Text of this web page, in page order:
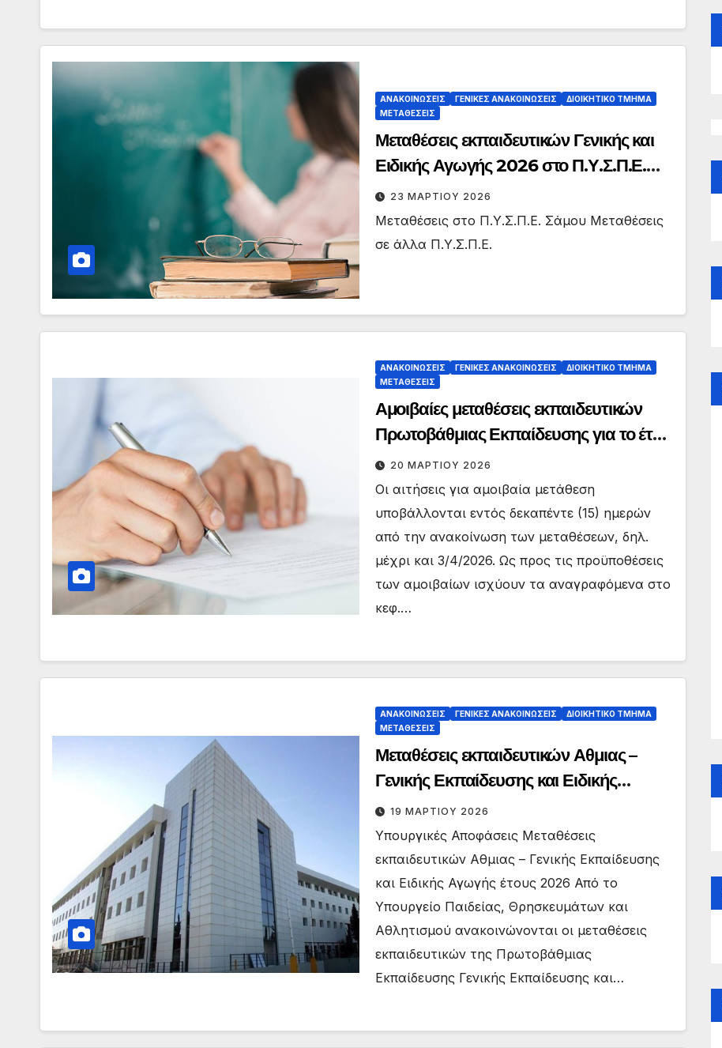
ΑΝΑΚΟΙΝΏΣΕΙΣ ΓΕΝΙΚΈΣ ΑΝΑΚΟΙΝΏΣΕΙΣ
ΔΙΟΙΚΗΤΙΚΌ ΤΜΉΜΑ
ΜΕΤΑΘΈΣΕΙΣ
Μεταθέσεις εκπαιδευτικών Γενικής και
Ειδικής Αγωγής 2026 στο Π.Υ.Σ.Π.Ε.
Σάμου και σε άλλα Π.Υ.Σ.Π.Ε.
23 ΜΑΡΤΊΟΥ 2026
Μεταθέσεις στο Π.Υ.Σ.Π.Ε. Σάμου Μεταθέσεις
σε άλλα Π.Υ.Σ.Π.Ε.
ΑΝΑΚΟΙΝΏΣΕΙΣ ΓΕΝΙΚΈΣ ΑΝΑΚΟΙΝΏΣΕΙΣ
ΔΙΟΙΚΗΤΙΚΌ ΤΜΉΜΑ
ΜΕΤΑΘΈΣΕΙΣ
Αμοιβαίες μεταθέσεις εκπαιδευτικών
Πρωτοβάθμιας Εκπαίδευσης για το έτος
2026
20 ΜΑΡΤΊΟΥ 2026
Οι αιτήσεις για αμοιβαία μετάθεση
υποβάλλονται εντός δεκαπέντε (15) ημερών
από την ανακοίνωση των μεταθέσεων, δηλ.
μέχρι και 3/4/2026. Ως προς τις προϋποθέσεις
των αμοιβαίων ισχύουν τα αναγραφόμενα στο
κεφ.…
ΑΝΑΚΟΙΝΏΣΕΙΣ ΓΕΝΙΚΈΣ ΑΝΑΚΟΙΝΏΣΕΙΣ
ΔΙΟΙΚΗΤΙΚΌ ΤΜΉΜΑ
ΜΕΤΑΘΈΣΕΙΣ
Μεταθέσεις εκπαιδευτικών Αθμιας –
Γενικής Εκπαίδευσης και Ειδικής
Αγωγής έτους 2026
19 ΜΑΡΤΊΟΥ 2026
Υπουργικές Αποφάσεις Μεταθέσεις
εκπαιδευτικών Αθμιας – Γενικής Εκπαίδευσης
και Ειδικής Αγωγής έτους 2026 Από το
Υπουργείο Παιδείας, Θρησκευμάτων και
Αθλητισμού ανακοινώνονται οι μεταθέσεις
εκπαιδευτικών της Πρωτοβάθμιας
Εκπαίδευσης Γενικής Εκπαίδευσης και…